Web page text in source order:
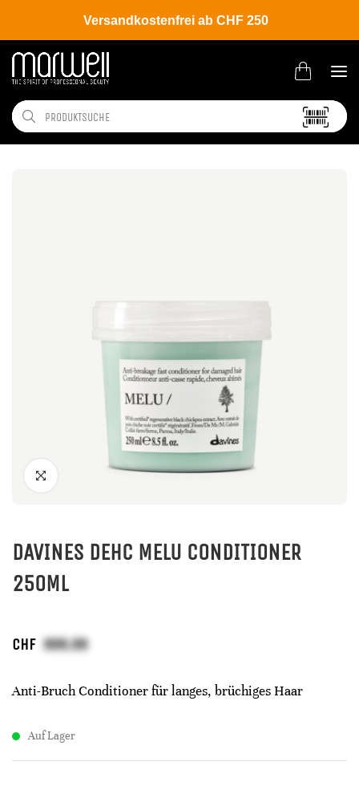
Versandkostenfrei ab CHF 250
Shop Brands Davines New Essential Haircare
DAVINES DEHC MELU CONDITIONER
250ML
CHF
Anti-Bruch Conditioner für langes, brüchiges Haar
Auf Lager